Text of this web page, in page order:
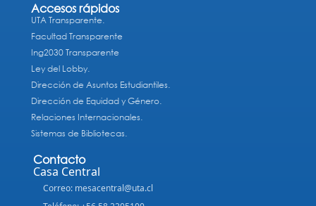
Accesos rápidos
UTA Transparente.
Facultad Transparente
Ing2030 Transparente
Ley del Lobby.
Dirección de Asuntos Estudiantiles.
Dirección de Equidad y Género.
Relaciones Internacionales.
Sistemas de Bibliotecas.
Contacto
Casa Central
Correo: mesacentral@uta.cl